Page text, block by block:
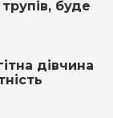
буде
дівчина